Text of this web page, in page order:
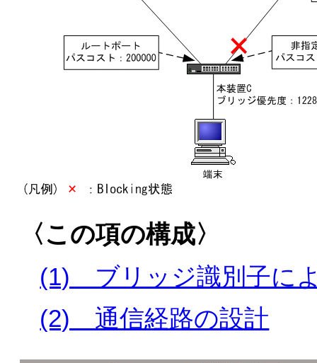
〈この項の構成〉
(1) ブリッジ識別子に
(2) 通信経路の設計